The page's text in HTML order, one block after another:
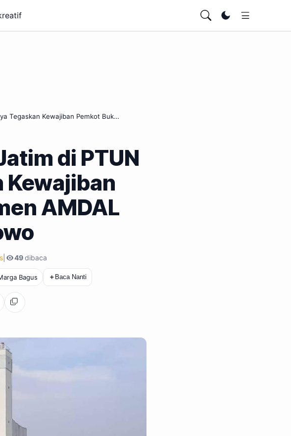
Ubah tema
Tegaskan Kewajiban Pemkot Buk…
di PTUN
Kewajiban
AMDAL
| 49 dibaca
Bagus ＋ Baca Nanti
Salin